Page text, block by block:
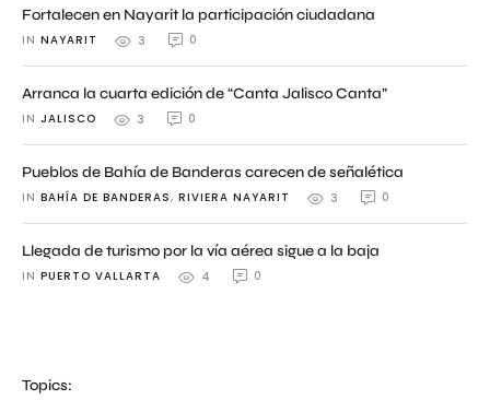
Fortalecen en Nayarit la participación ciudadana
IN NAYARIT 3 0
Arranca la cuarta edición de “Canta Jalisco Canta”
IN JALISCO 3 0
Pueblos de Bahía de Banderas carecen de señalética
IN BAHÍA DE BANDERAS, RIVIERA NAYARIT 3 0
Llegada de turismo por la vía aérea sigue a la baja
IN PUERTO VALLARTA 4 0
Topics: